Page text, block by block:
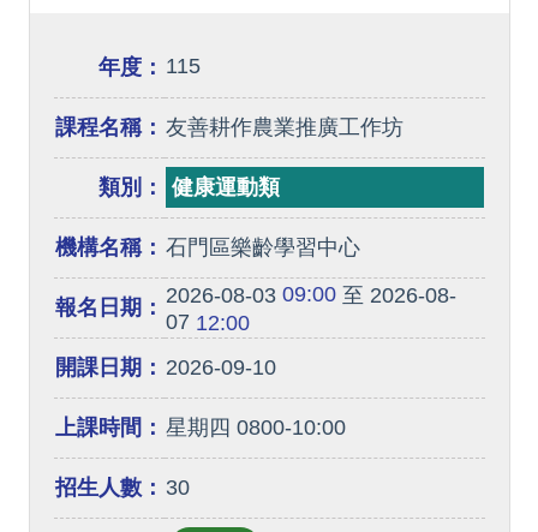
年度： 115
課程名稱： 友善耕作農業推廣工作坊
類別： 健康運動類
機構名稱： 石門區樂齡學習中心
報名日期： 2026-08-0309:00至 2026-08-
07 12:00
開課日期： 2026-09-10
上課時間： 星期四 0800-10:00
招生人數： 30